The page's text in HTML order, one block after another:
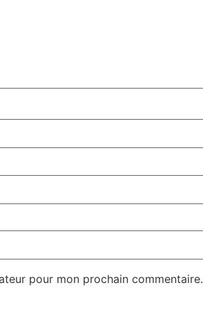
pour mon prochain commentaire.